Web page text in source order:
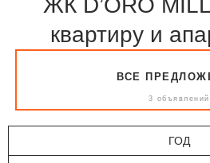
квартиру и
ВСЕ
3 объявлений
ГОД